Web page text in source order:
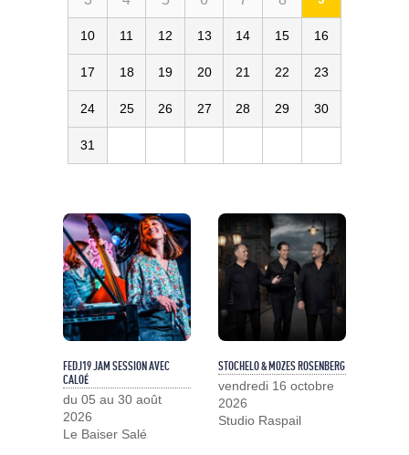
10 11 12 13 14 15 16
17 18 19 20 21 22 23
24 25 26 27 28 29 30
31
FEDJ19 JAM SESSION AVEC
CALOÉ
du 05 au 30 août
2026
Le Baiser Salé
STOCHELO & MOZES ROSENBERG
vendredi 16 octobre
2026
Studio Raspail